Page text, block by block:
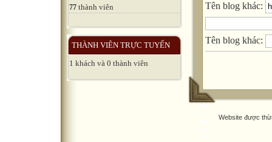
77 thành viên
THÀNH VIÊN TRỰC TUYẾN
1 khách và 0 thành viên
Tên blog khác:
Tên blog khác:
Website được